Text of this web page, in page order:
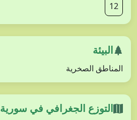
12
البيئة
المناطق الصخرية
التوزع الجغرافي في سورية